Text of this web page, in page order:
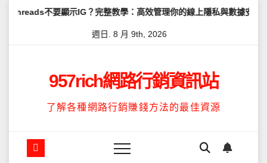
Skip
示IG？完整教學：高效管理你的線上隱私與數據安全 怎麼讓
週日. 8 月 9th, 2026
957rich網路行銷資訊站
了解各種網路行銷賺錢方法的最佳資源